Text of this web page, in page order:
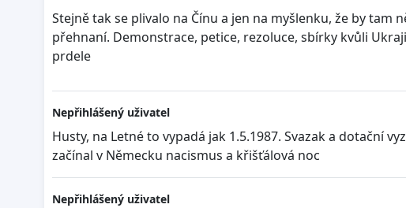
Stejně tak se plivalo na Čínu a jen na myšlenku, že by tam
přehnaní. Demonstrace, petice, rezoluce, sbírky kvůli
prdele
Nepřihlášený uživatel
Husty, na Letné to vypadá jak 1.5.1987. Svazak a dotační
začínal v Německu nacismus a křišťálová noc
Nepřihlášený uživatel